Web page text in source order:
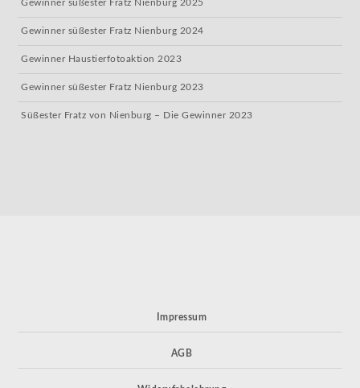
Gewinner süßester Fratz Nienburg 2025
Gewinner süßester Fratz Nienburg 2024
Gewinner Haustierfotoaktion 2023
Gewinner süßester Fratz Nienburg 2023
Süßester Fratz von Nienburg – Die Gewinner 2023
Impressum
AGB